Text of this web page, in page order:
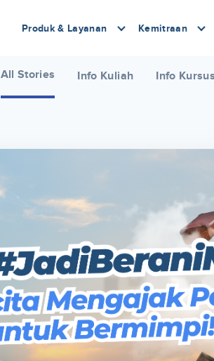
Produk & Layanan Kemitraan
All Stories Info Kuliah Info Kursus